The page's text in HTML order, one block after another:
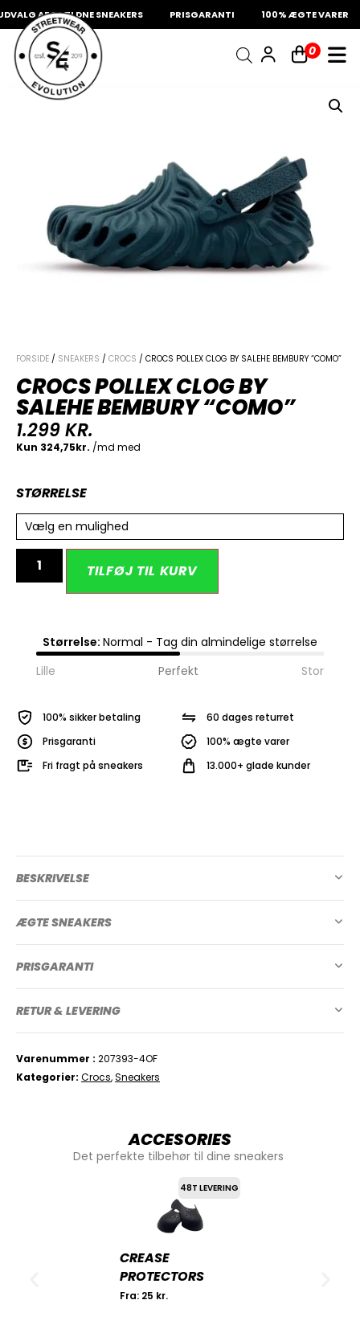
AF SJÆLDNE SNEAKERS PRISGARANTI 100% ÆGTE VARER
0
INDKØBSKURV
Fri fragt på sneakers 60 dages returret
Din kurv er tom.
FORSIDE / SNEAKERS / CROCS / CROCS POLLEX CLOG BY SALEHE BEMBURY “COMO”
CROCS POLLEX CLOG BY
SALEHE BEMBURY “COMO”
1.299KR.
STØRRELSE
Vælg en mulighed
TILFØJ TIL KURV
Størrelse: Normal - Tag din almindelige størrelse
Lille
Perfekt Stor
100% sikker betaling
Prisgaranti
Fri fragt på sneakers
60 dages returret
100% ægte varer
13.000+ glade kunder
BESKRIVELSE
ÆGTE SNEAKERS
PRISGARANTI
RETUR & LEVERING
Varenummer
207393-4OF
Kategorier Crocs,Sneakers
ACCESORIES
Det perfekte tilbehør til dine sneakers
48T LEVERING
CREASE
PROTECTORS
Fra: 25 kr.